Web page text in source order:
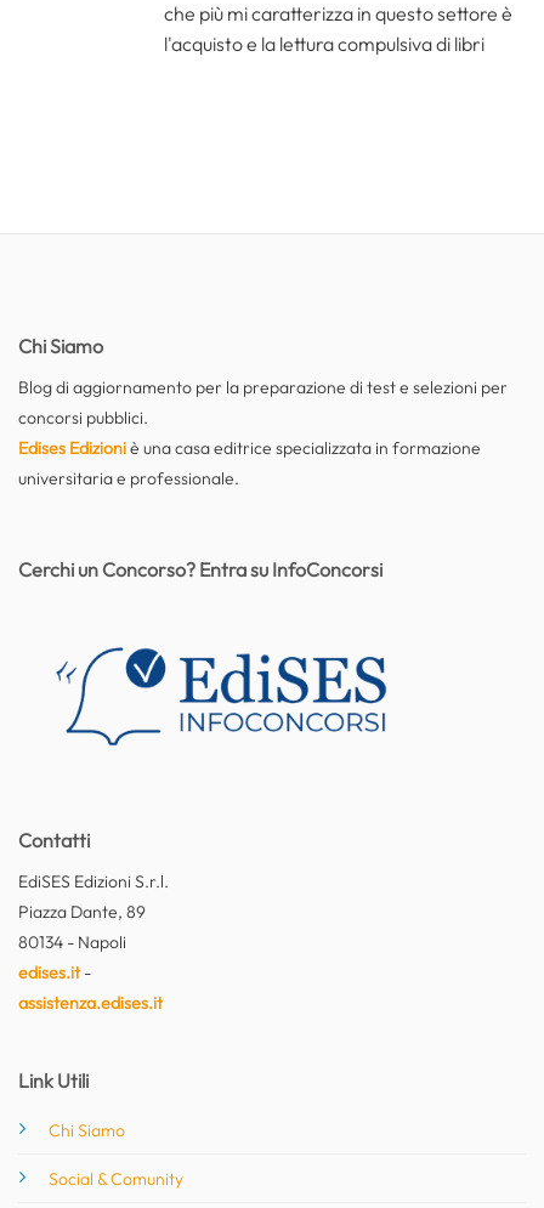
che più mi caratterizza in questo settore è
l'acquisto e la lettura compulsiva di libri
Chi Siamo
Blog di aggiornamento per la preparazione di test e selezioni per
concorsi pubblici.
Edises Edizioniè una casa editrice specializzata in formazione
universitaria e professionale.
Contatti
EdiSES Edizioni S.r.l.
Piazza Dante, 89
80134 - Napoli
edises.it-
assistenza.edises.it
Link Utili
Chi Siamo
Social & Comunity
Cerchi un Concorso? Entra su InfoConcorsi